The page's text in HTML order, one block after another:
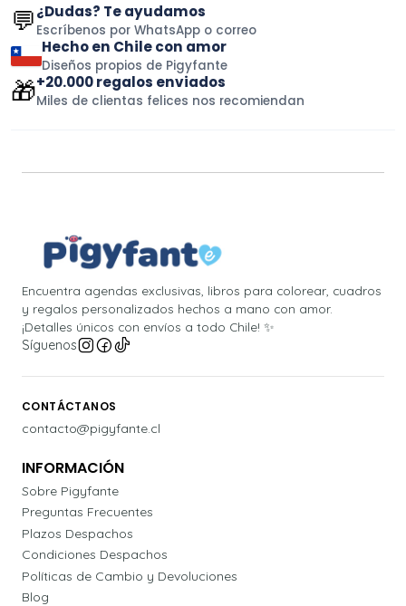
💬¿Dudas? Te ayudamos
Escríbenos por WhatsApp o correo
Hecho en Chile con amor
Diseños propios de Pigyfante
🎁+20.000 regalos enviados
Miles de clientas felices nos recomiendan
Encuentra agendas exclusivas, libros para colorear, cuadros
y regalos personalizados hechos a mano con amor.
¡Detalles únicos con envíos a todo Chile! ✨
Síguenos
CONTÁCTANOS
contacto@pigyfante.cl
INFORMACIÓN
Sobre Pigyfante
Preguntas Frecuentes
Plazos Despachos
Condiciones Despachos
Políticas de Cambio y Devoluciones
Blog